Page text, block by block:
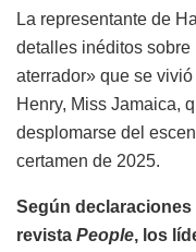
La representante de
detalles inéditos
aterrador» que se
Henry, Miss Jamaica,
desplomarse del
certamen de 2025.
Según declaraciones
revista People, los